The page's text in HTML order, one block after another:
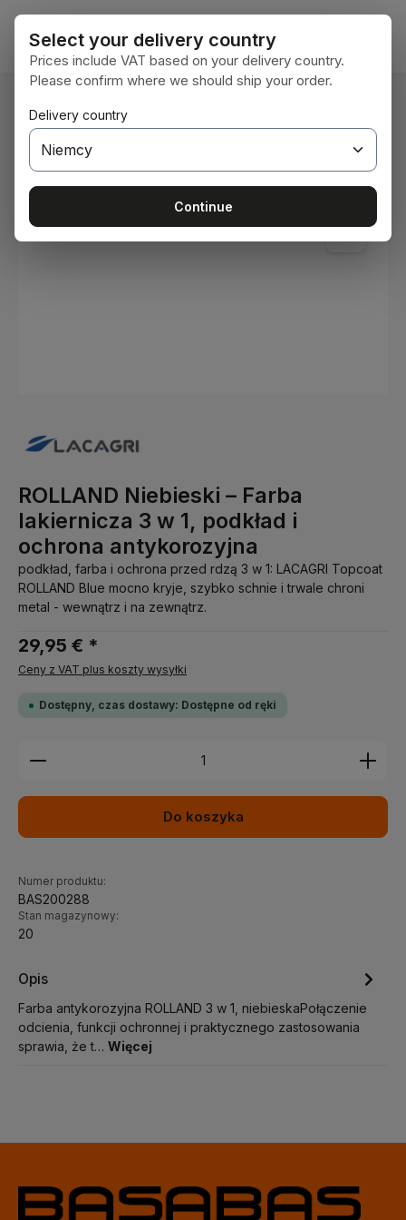
Przejdź do głównej zawartości
Jesteś tutaj: Home
Farby i lakiery
Pomiń galerię zdjęć
ROLLAND Niebieski – Farba
lakiernicza 3 w 1, podkład i
ochrona antykorozyjna
podkład, farba i ochrona przed rdzą 3 w 1: LACAGRI Topcoat
ROLLAND Blue mocno kryje, szybko schnie i trwale chroni
metal - wewnątrz i na zewnątrz.
29,95 € *
Ceny z VAT plus koszty wysyłki
Dostępny, czas dostawy: Dostępne od ręki
Ilość produktu: Wprowadź żądaną ilość lub użyj
Do koszyka
Numer produktu:
BAS200288
Stan magazynowy:
20
Opis
Farba antykorozyjna ROLLAND 3 w 1, niebieskaPołączenie
odcienia, funkcji ochronnej i praktycznego zastosowania
sprawia, że t… Więcej
Select your delivery country
Prices include VAT based on your delivery country.
Please confirm where we should ship your order.
Delivery country
Continue